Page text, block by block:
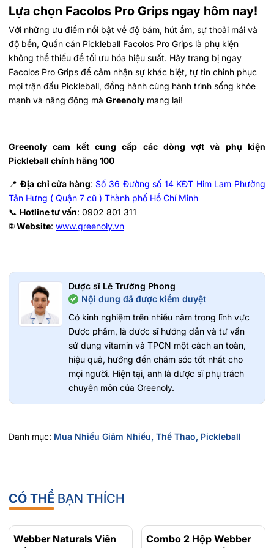
Lựa chọn Facolos Pro Grips ngay hôm nay!
Với những ưu điểm nổi bật về độ bám, hút ẩm, sự thoải mái và
độ bền, Quấn cán Pickleball Facolos Pro Grips là phụ kiện
không thể thiếu để tối ưu hóa hiệu suất. Hãy trang bị ngay
Facolos Pro Grips để cảm nhận sự khác biệt, tự tin chinh phục
mọi trận đấu Pickleball, đồng hành cùng hành trình sống khỏe
mạnh và năng động mà Greenoly mang lại!
Greenoly cam kết cung cấp các dòng vợt và phụ kiện
Pickleball chính hãng 100
📍Địa chỉ cửa hàng: Số 36 Đường số 14 KĐT Him Lam Phường
Tân Hưng ( Quận 7 cũ ) Thành phố Hồ Chí Minh
📞 Hotline tư vấn: 0902 801 311
🌐Website: www.greenoly.vn
Dược sĩ Lê Trường Phong
Nội dung đã được kiểm duyệt
Có kinh nghiệm trên nhiều năm trong lĩnh vực
Dược phẩm, là dược sĩ hướng dẫn và tư vấn
sử dụng vitamin và TPCN một cách an toàn,
hiệu quả, hướng đến chăm sóc tốt nhất cho
mọi người. Hiện tại, anh là dược sĩ phụ trách
chuyên môn của Greenoly.
Danh mục: Mua Nhiều Giảm Nhiều, Thể Thao, Pickleball
CÓ THỂ BẠN THÍCH
- 15%
Webber Naturals Viên
- 23%
Combo 2 Hộp Webber